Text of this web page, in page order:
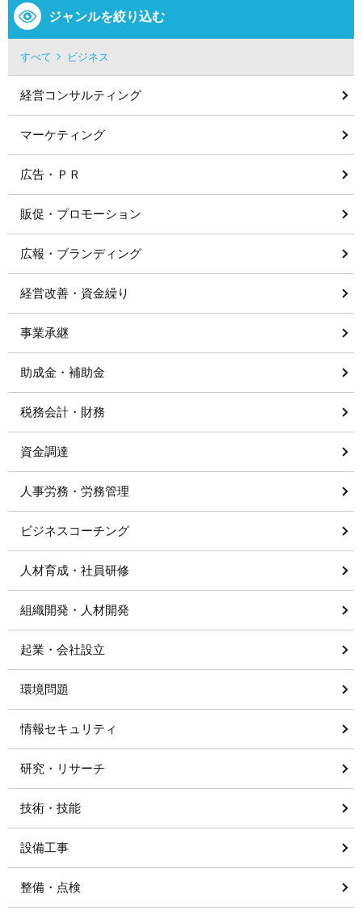
ジャンルを絞り込む
すべて ビジネス
経営コンサルティング
マーケティング
広告・ＰＲ
販促・プロモーション
広報・ブランディング
経営改善・資金繰り
事業承継
助成金・補助金
税務会計・財務
資金調達
人事労務・労務管理
ビジネスコーチング
人材育成・社員研修
組織開発・人材開発
起業・会社設立
環境問題
情報セキュリティ
研究・リサーチ
技術・技能
設備工事
整備・点検